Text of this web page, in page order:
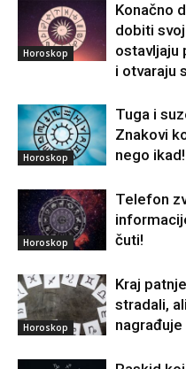
Horoskop
Konačno
dobiti
ostavljaju
i otvaraju
Horoskop
Tuga i
Znakovi
nego ikad!
Horoskop
Telefon
čuti!
Horoskop
Kraj
stradali,